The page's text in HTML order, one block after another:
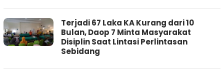
Terjadi 67 Laka KA Kurang dari 10
Bulan, Daop 7 Minta Masyarakat
Disiplin Saat Lintasi Perlintasan
Sebidang